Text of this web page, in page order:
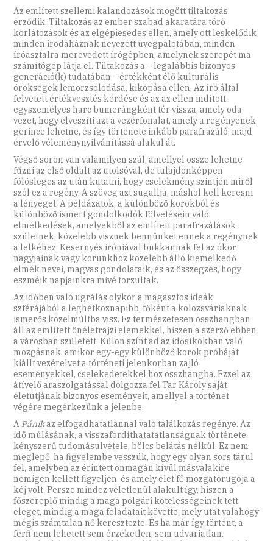
Az említett szellemi kalandozások mögött tiltakozás
érződik. Tiltakozás az ember szabad akaratára törő
korlátozások és az elgépiesedés ellen, amely ott leskelődik
minden irodaháznak nevezett üvegpalotában, minden
íróasztalra merevedett írógépben, amelynek szerepét ma
számítógép látja el. Tiltakozás a – legalábbis bizonyos
generáció(k) tudatában – értékként élő kulturális
örökségek lemorzsolódása, kikopása ellen. Az író által
felvetett értékvesztés kérdése és az az ellen indított
egyszemélyes harc bumerángként tér vissza, amely oda
vezet, hogy elveszíti azt a vezérfonalat, amely a regényének
gerince lehetne, és így története inkább parafrazáló, majd
érvelő véleménynyilvánítássá alakul át.
Végső soron van valamilyen szál, amellyel össze lehetne
fűzni az első oldalt az utolsóval, de tulajdonképpen
fölösleges az után kutatni, hogy cselekmény szintjén miről
szól ez a regény. A szöveg azt sugallja, máshol kell keresni
a lényeget. A példázatok, a különböző korokból és
különböző ismert gondolkodók fölvetésein való
elmélkedések, amelyekből az említett parafrazálások
születnek, közelebb visznek bennünket ennek a regénynek
a lelkéhez. Kesernyés iróniával bukkannak fel az ókor
nagyjainak vagy korunkhoz közelebb álló kiemelkedő
elmék nevei, magvas gondolataik, és az összegzés, hogy
eszméik napjainkra mivé torzultak.
Az időben való ugrálás olykor a magasztos ideák
szférájából a leghétköznapibb, főként a kolozsváriaknak
ismerős közelmúltba visz. Ez természetesen összhangban
áll az említett önéletrajzi elemekkel, hiszen a szerző ebben
a városban született. Külön színt ad az idősíkokban való
mozgásnak, amikor egy-egy különböző korok próbáját
kiállt vezérelvet a történeti jelenkorban zajló
eseményekkel, cselekedetekkel hoz összhangba. Ezzel az
átívelő araszolgatással dolgozza fel Tar Károly saját
életútjának bizonyos eseményeit, amellyel a történet
végére megérkezünk a jelenbe.
A Pánikaz elfogadhatatlannal való találkozás regénye. Az
idő múlásának, a visszafordíthatatatlanságnak története,
kényszerű tudomásulvétele, bölcs belátás nélkül. Ez nem
meglepő, ha figyelembe vesszük, hogy egy olyan sors tárul
fel, amelyben az érintett önmagán kívül másvalakire
nemigen kellett figyeljen, és amely élet fő mozgatórugója a
kéj volt. Persze mindez véletlenül alakult így, hiszen a
főszereplő mindig a maga polgári kötelességeinek tett
eleget, mindig a maga feladatait követte, mely utat valahogy
mégis számtalan nő keresztezte. És ha már így történt, a
férfi nem lehetett sem érzéketlen, sem udvariatlan.